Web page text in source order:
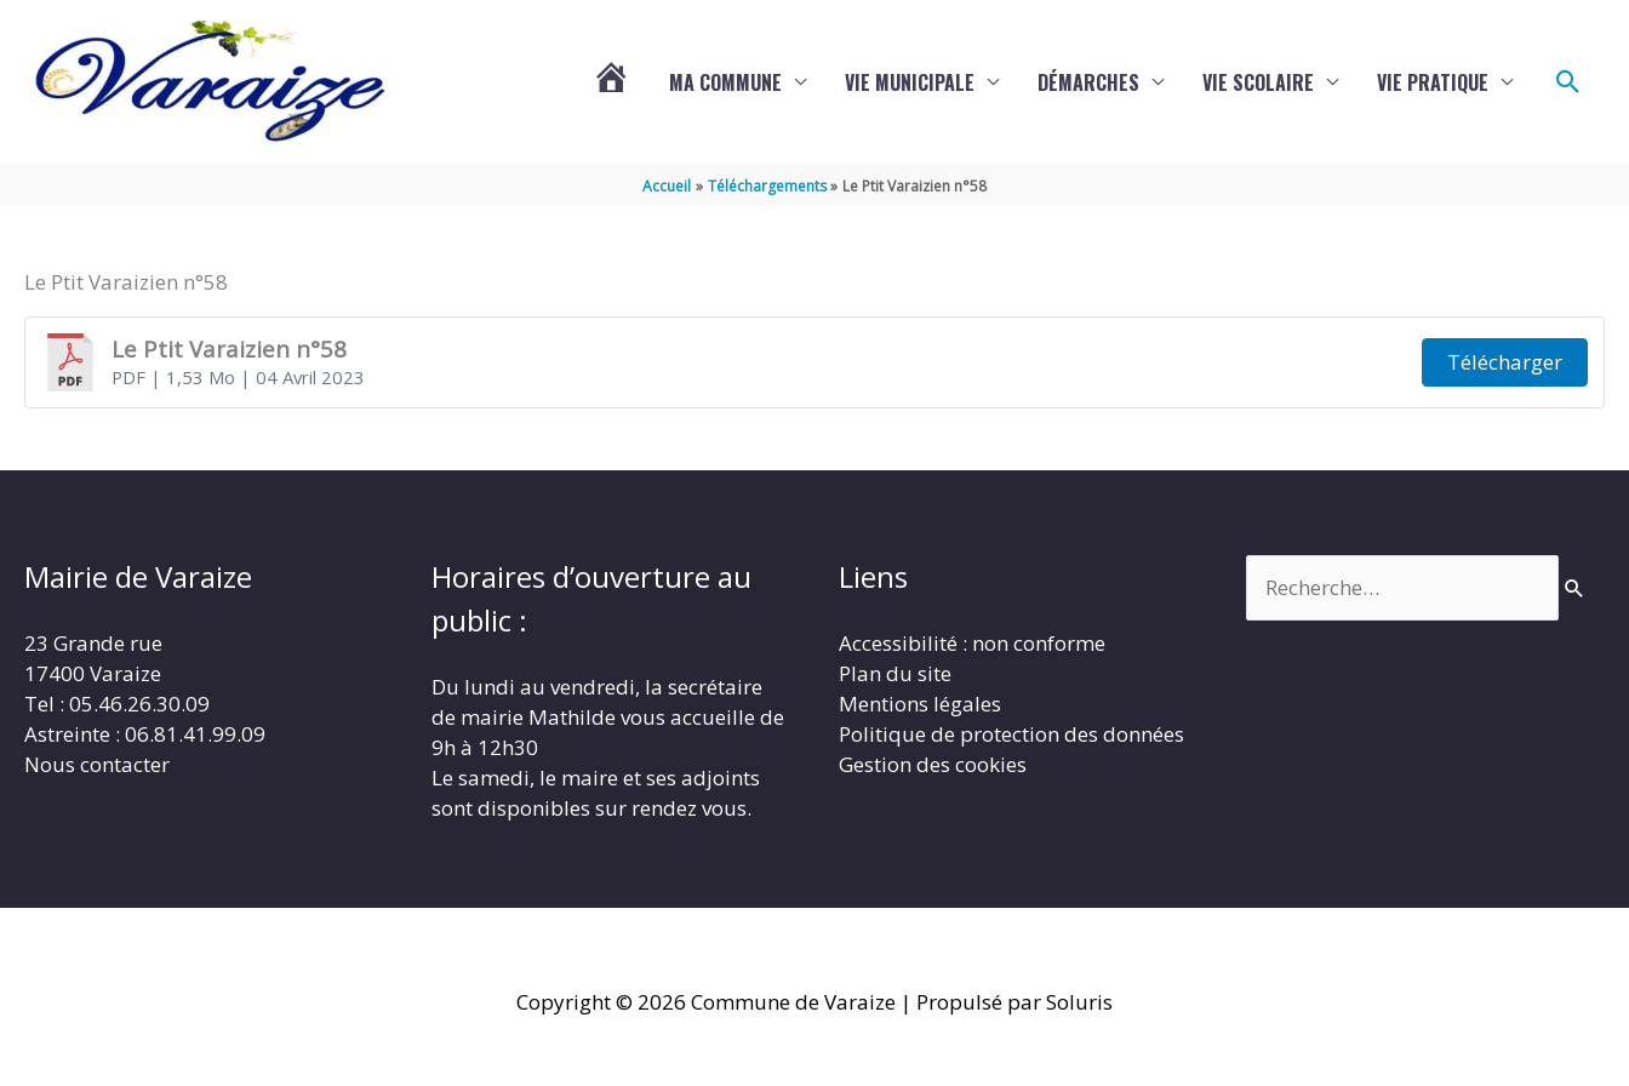
MA COMMUNE VIE MUNICIPALE DÉMARCHES VIE SCOLAIRE VIE PRATIQUE
Accueil Téléchargements Le Ptit Varaizien n°58
Le Ptit Varaizien n°58
Le Ptit Varaizien n°58
PDF| 1,53 Mo | 04 Avril 2023
Télécharger
Mairie de Varaize
23 Grande rue
17400 Varaize
Tel : 05.46.26.30.09
Astreinte : 06.81.41.99.09
Nous contacter
Horaires d’ouverture au
public :
Du lundi au vendredi, la secrétaire
de mairie Mathilde vous accueille de
9h à 12h30
Le samedi, le maire et ses adjoints
sont disponibles sur rendez vous.
Liens
Accessibilité : non conforme
Plan du site
Mentions légales
Politique de protection des données
Gestion des cookies
Copyright © 2026 Commune de Varaize | Propulsé par Soluris